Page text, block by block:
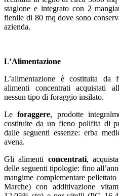
stagione e integrato con 2
fienile di 80 mq dove sono
azienda.
L’Alimentazione
L’alimentazione è costituita da
alimenti concentrati acquistati
nessun tipo di foraggio insilato.
Leforaggere, prodotte
costituite da un fieno polifita di
dalle seguenti essenze: erba
avena.
Gli alimenti concentrati,
delle seguenti tipologie: fino
mangime complementare
Marche) con additivazione